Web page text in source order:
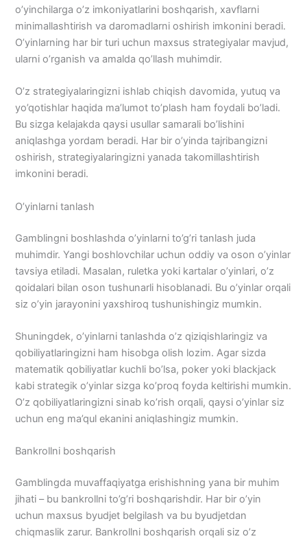
o’yinchilarga o’z imkoniyatlarini boshqarish, xavflarni
minimallashtirish va daromadlarni oshirish imkonini beradi.
O’yinlarning har bir turi uchun maxsus strategiyalar mavjud,
ularni o’rganish va amalda qo’llash muhimdir.
O’z strategiyalaringizni ishlab chiqish davomida, yutuq va
yo’qotishlar haqida ma’lumot to’plash ham foydali bo’ladi.
Bu sizga kelajakda qaysi usullar samarali bo’lishini
aniqlashga yordam beradi. Har bir o’yinda tajribangizni
oshirish, strategiyalaringizni yanada takomillashtirish
imkonini beradi.
O’yinlarni tanlash
Gamblingni boshlashda o’yinlarni to’g’ri tanlash juda
muhimdir. Yangi boshlovchilar uchun oddiy va oson o’yinlar
tavsiya etiladi. Masalan, ruletka yoki kartalar o’yinlari, o’z
qoidalari bilan oson tushunarli hisoblanadi. Bu o’yinlar orqali
siz o’yin jarayonini yaxshiroq tushunishingiz mumkin.
Shuningdek, o’yinlarni tanlashda o’z qiziqishlaringiz va
qobiliyatlaringizni ham hisobga olish lozim. Agar sizda
matematik qobiliyatlar kuchli bo’lsa, poker yoki blackjack
kabi strategik o’yinlar sizga ko’proq foyda keltirishi mumkin.
O’z qobiliyatlaringizni sinab ko’rish orqali, qaysi o’yinlar siz
uchun eng ma’qul ekanini aniqlashingiz mumkin.
Bankrollni boshqarish
Gamblingda muvaffaqiyatga erishishning yana bir muhim
jihati – bu bankrollni to’g’ri boshqarishdir. Har bir o’yin
uchun maxsus byudjet belgilash va bu byudjetdan
chiqmaslik zarur. Bankrollni boshqarish orqali siz o’z